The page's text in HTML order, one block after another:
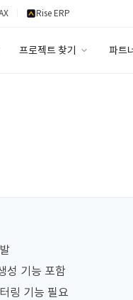
Rise ERP
프로젝트 찾기 파트
성 기능 포함
링 기능 필요